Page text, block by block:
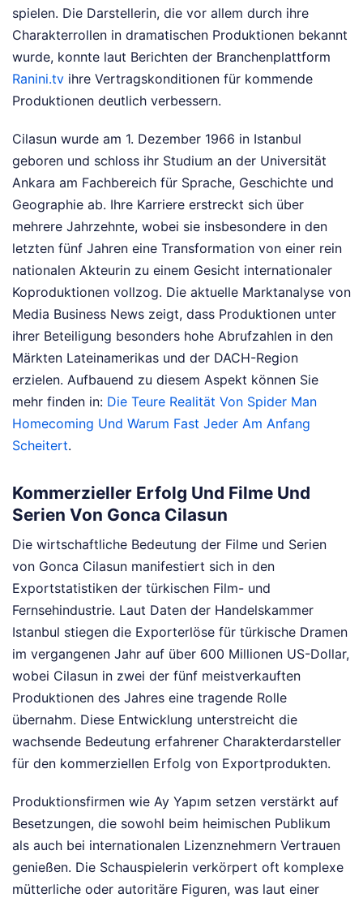
spielen. Die Darstellerin, die vor allem durch ihre
Charakterrollen in dramatischen Produktionen bekannt
wurde, konnte laut Berichten der Branchenplattform
Ranini.tv ihre Vertragskonditionen für kommende
Produktionen deutlich verbessern.
Cilasun wurde am 1. Dezember 1966 in Istanbul
geboren und schloss ihr Studium an der Universität
Ankara am Fachbereich für Sprache, Geschichte und
Geographie ab. Ihre Karriere erstreckt sich über
mehrere Jahrzehnte, wobei sie insbesondere in den
letzten fünf Jahren eine Transformation von einer rein
nationalen Akteurin zu einem Gesicht internationaler
Koproduktionen vollzog. Die aktuelle Marktanalyse von
Media Business News zeigt, dass Produktionen unter
ihrer Beteiligung besonders hohe Abrufzahlen in den
Märkten Lateinamerikas und der DACH-Region
erzielen. Aufbauend zu diesem Aspekt können Sie
mehr finden in: Die Teure Realität Von Spider Man
Homecoming Und Warum Fast Jeder Am Anfang
Scheitert.
Kommerzieller Erfolg Und Filme Und
Serien Von Gonca Cilasun
Die wirtschaftliche Bedeutung der Filme und Serien
von Gonca Cilasun manifestiert sich in den
Exportstatistiken der türkischen Film- und
Fernsehindustrie. Laut Daten der Handelskammer
Istanbul stiegen die Exporterlöse für türkische Dramen
im vergangenen Jahr auf über 600 Millionen US-Dollar,
wobei Cilasun in zwei der fünf meistverkauften
Produktionen des Jahres eine tragende Rolle
übernahm. Diese Entwicklung unterstreicht die
wachsende Bedeutung erfahrener Charakterdarsteller
für den kommerziellen Erfolg von Exportprodukten.
Produktionsfirmen wie Ay Yapım setzen verstärkt auf
Besetzungen, die sowohl beim heimischen Publikum
als auch bei internationalen Lizenznehmern Vertrauen
genießen. Die Schauspielerin verkörpert oft komplexe
mütterliche oder autoritäre Figuren, was laut einer